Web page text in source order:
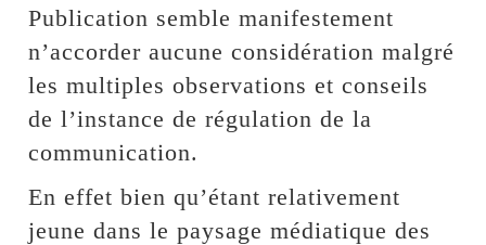
Publication semble manifestement
n’accorder aucune considération malgré
les multiples observations et conseils
de l’instance de régulation de la
communication.
En effet bien qu’étant relativement
jeune dans le paysage médiatique des